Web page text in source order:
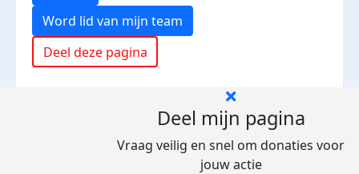
Word lid van mijn team
Deel deze pagina
Deel mijn pagina
Vraag veilig en snel om donaties voor
jouw actie